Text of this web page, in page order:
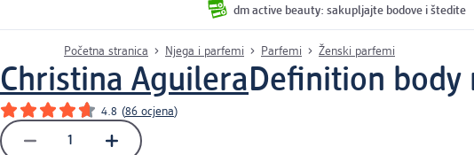
dm active beauty: sakupljajte bodove i štedite
Početna stranica Njega i parfemi Parfemi Ženski parfemi
Christina AguileraDefinition body
4.8 (86 ocjena)